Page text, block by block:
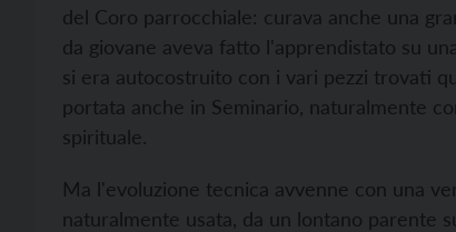
del Coro parrocchiale: curava anche una
da giovane aveva fatto l'apprendistato su
si era autocostruito con i vari pezzi trovati
portata anche in Seminario, naturalmente
spirituale.
Ma l'evoluzione tecnica avvenne con una
naturalmente usata, da un lontano parente